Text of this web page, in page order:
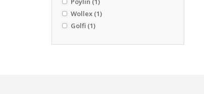
Wollex (1)
Golfi (1)